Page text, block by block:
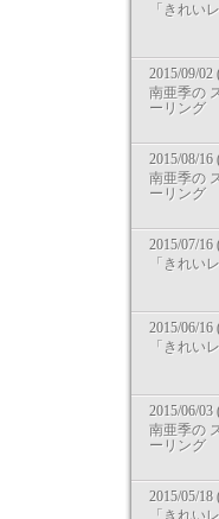
「きれい
2015/09/02
南亜季の
ーリング
2015/08/16
南亜季の
ーリング
2015/07/16
「きれい
2015/06/16
「きれい
2015/06/03
南亜季の
ーリング
2015/05/18
「きれい